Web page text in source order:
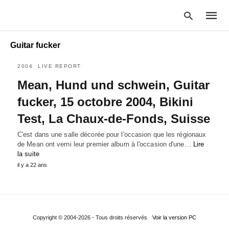
your
hit
Guitar fucker
2004 LIVE REPORT
Mean, Hund und schwein, Guitar
fucker, 15 octobre 2004, Bikini
Test, La Chaux-de-Fonds, Suisse
C'est dans une salle décorée pour l'occasion que les régionaux
de Mean ont verni leur premier album à l'occasion d'une… Lire
la suite
il y a 22 ans
Copyright © 2004-2026 - Tous droits réservés Voir la version PC